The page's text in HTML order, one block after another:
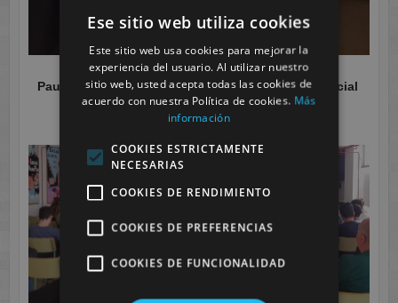
Paula Piñero Ruz, alumna de 2º de Integración Social
Ese sitio web utiliza cookies
Este sitio web usa cookies para mejorar la
experiencia del usuario. Al utilizar nuestro
sitio web, usted acepta todas las cookies de
acuerdo con nuestra Política de cookies. Más
información
COOKIES ESTRICTAMENTE
NECESARIAS
COOKIES DE RENDIMIENTO
COOKIES DE PREFERENCIAS
COOKIES DE FUNCIONALIDAD